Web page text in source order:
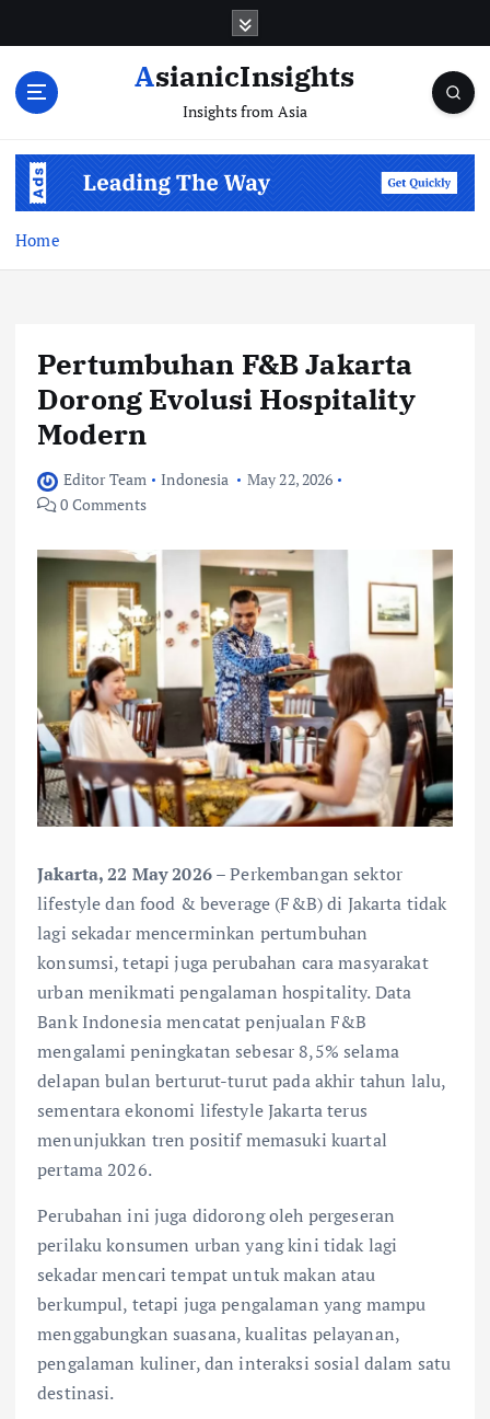
AsianicInsights
Insights from Asia
Home
Pertumbuhan F&B Jakarta
Dorong Evolusi Hospitality
Modern
Editor Team Indonesia
May 22, 2026
0 Comments
Jakarta, 22 May 2026– Perkembangan sektor
lifestyle dan food & beverage (F&B) di Jakarta tidak
lagi sekadar mencerminkan pertumbuhan
konsumsi, tetapi juga perubahan cara masyarakat
urban menikmati pengalaman hospitality. Data
Bank Indonesia mencatat penjualan F&B
mengalami peningkatan sebesar 8,5% selama
delapan bulan berturut-turut pada akhir tahun lalu,
sementara ekonomi lifestyle Jakarta terus
menunjukkan tren positif memasuki kuartal
pertama 2026.
Perubahan ini juga didorong oleh pergeseran
perilaku konsumen urban yang kini tidak lagi
sekadar mencari tempat untuk makan atau
berkumpul, tetapi juga pengalaman yang mampu
menggabungkan suasana, kualitas pelayanan,
pengalaman kuliner, dan interaksi sosial dalam satu
destinasi.